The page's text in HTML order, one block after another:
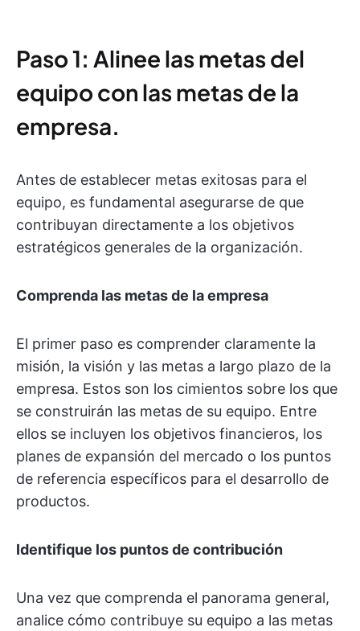
Paso 1: Alinee las metas del
equipo con las metas de la
empresa.
Antes de establecer metas exitosas para el
equipo, es fundamental asegurarse de que
contribuyan directamente a los objetivos
estratégicos generales de la organización.
Comprenda las metas de la empresa
El primer paso es comprender claramente la
misión, la visión y las metas a largo plazo de la
empresa. Estos son los cimientos sobre los que
se construirán las metas de su equipo. Entre
ellos se incluyen los objetivos financieros, los
planes de expansión del mercado o los puntos
de referencia específicos para el desarrollo de
productos.
Identifique los puntos de contribución
Una vez que comprenda el panorama general,
analice cómo contribuye su equipo a las metas